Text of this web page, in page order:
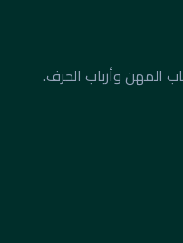
المهن وأرباب الحرف.